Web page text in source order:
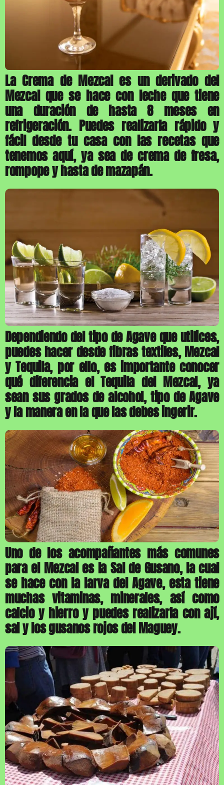
La Crema de Mezcal es un derivado del
Mezcal que se hace con leche que tiene
una duración de hasta 8 meses en
refrigeración. Puedes realizarla rápido y
fácil desde tu casa con las recetas que
tenemos aquí, ya sea de crema de fresa,
rompope y hasta de mazapán.
Dependiendo del tipo de Agave que utilices,
puedes hacer desde fibras textiles, Mezcal
y Tequila, por ello, es importante conocer
qué diferencia el Tequila del Mezcal, ya
sean sus grados de alcohol, tipo de Agave
y la manera en la que las debes ingerir.
Uno de los acompañantes más comunes
para el Mezcal es la Sal de Gusano, la cual
se hace con la larva del Agave, esta tiene
muchas vitaminas, minerales, así como
calcio y hierro y puedes realizarla con ají,
sal y los gusanos rojos del Maguey.